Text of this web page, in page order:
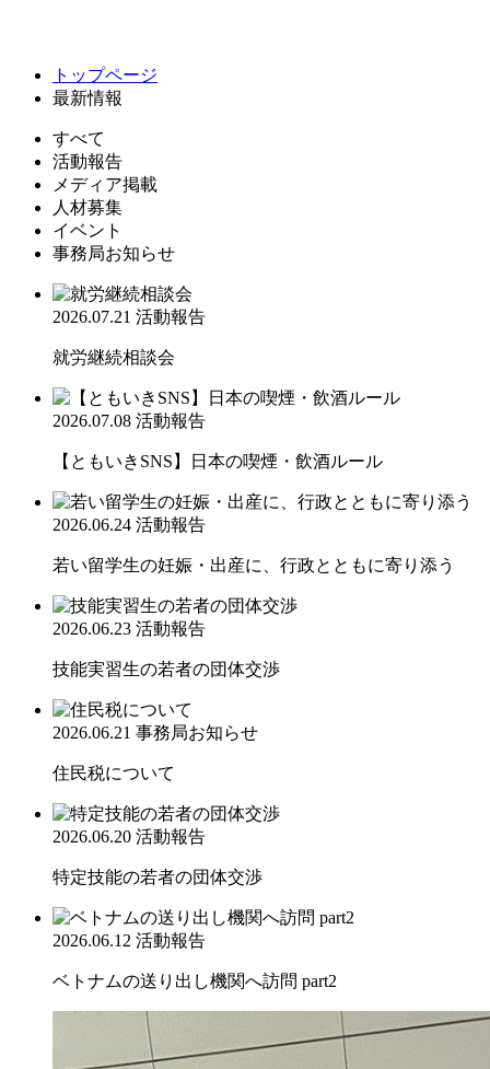
トップページ
最新情報
すべて
活動報告
メディア掲載
人材募集
イベント
事務局お知らせ
2026.07.21 活動報告
就労継続相談会
2026.07.08 活動報告
【ともいきSNS】日本の喫煙・飲酒ルール
2026.06.24 活動報告
若い留学生の妊娠・出産に、行政とともに寄り添う
2026.06.23 活動報告
技能実習生の若者の団体交渉
2026.06.21 事務局お知らせ
住民税について
2026.06.20 活動報告
特定技能の若者の団体交渉
2026.06.12 活動報告
ベトナムの送り出し機関へ訪問 part2